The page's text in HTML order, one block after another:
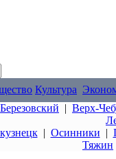
Культура
Березовский | Верх-
| Осинники |
Тяжин